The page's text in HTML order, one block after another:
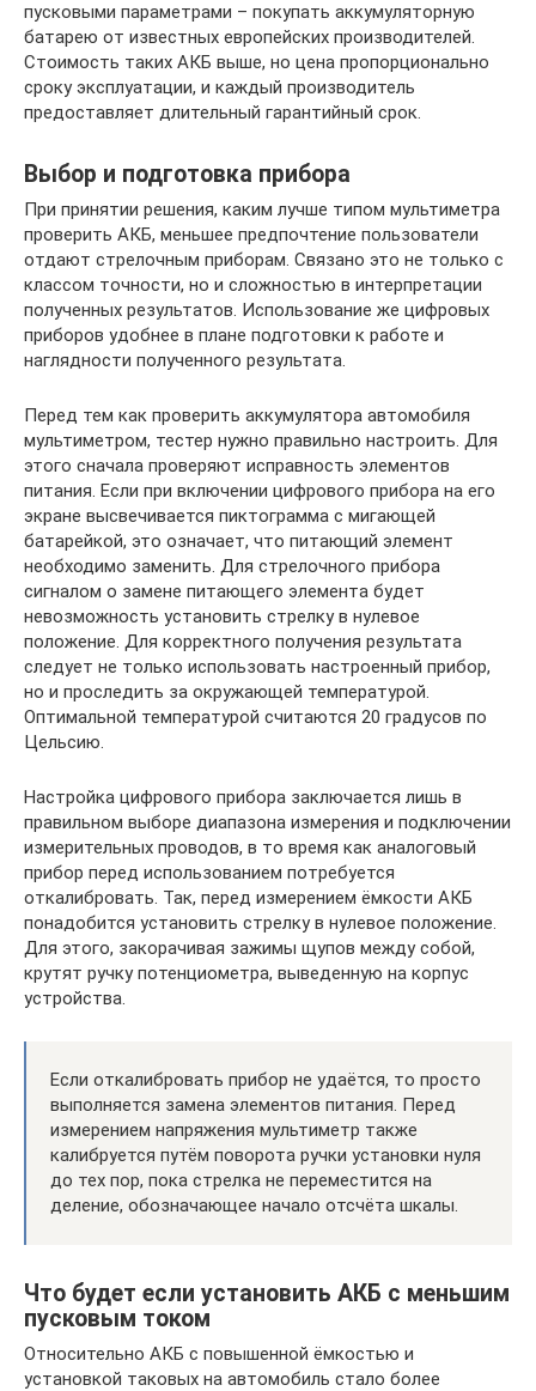
пусковыми параметрами – покупать аккумуляторную
батарею от известных европейских производителей.
Стоимость таких АКБ выше, но цена пропорционально
сроку эксплуатации, и каждый производитель
предоставляет длительный гарантийный срок.
Выбор и подготовка прибора
При принятии решения, каким лучше типом мультиметра
проверить АКБ, меньшее предпочтение пользователи
отдают стрелочным приборам. Связано это не только с
классом точности, но и сложностью в интерпретации
полученных результатов. Использование же цифровых
приборов удобнее в плане подготовки к работе и
наглядности полученного результата.
Перед тем как проверить аккумулятора автомобиля
мультиметром, тестер нужно правильно настроить. Для
этого сначала проверяют исправность элементов
питания. Если при включении цифрового прибора на его
экране высвечивается пиктограмма с мигающей
батарейкой, это означает, что питающий элемент
необходимо заменить. Для стрелочного прибора
сигналом о замене питающего элемента будет
невозможность установить стрелку в нулевое
положение. Для корректного получения результата
следует не только использовать настроенный прибор,
но и проследить за окружающей температурой.
Оптимальной температурой считаются 20 градусов по
Цельсию.
Настройка цифрового прибора заключается лишь в
правильном выборе диапазона измерения и подключении
измерительных проводов, в то время как аналоговый
прибор перед использованием потребуется
откалибровать. Так, перед измерением ёмкости АКБ
понадобится установить стрелку в нулевое положение.
Для этого, закорачивая зажимы щупов между собой,
крутят ручку потенциометра, выведенную на корпус
устройства.
Если откалибровать прибор не удаётся, то просто
выполняется замена элементов питания. Перед
измерением напряжения мультиметр также
калибруется путём поворота ручки установки нуля
до тех пор, пока стрелка не переместится на
деление, обозначающее начало отсчёта шкалы.
Что будет если установить АКБ с меньшим
пусковым током
Относительно АКБ с повышенной ёмкостью и
установкой таковых на автомобиль стало более